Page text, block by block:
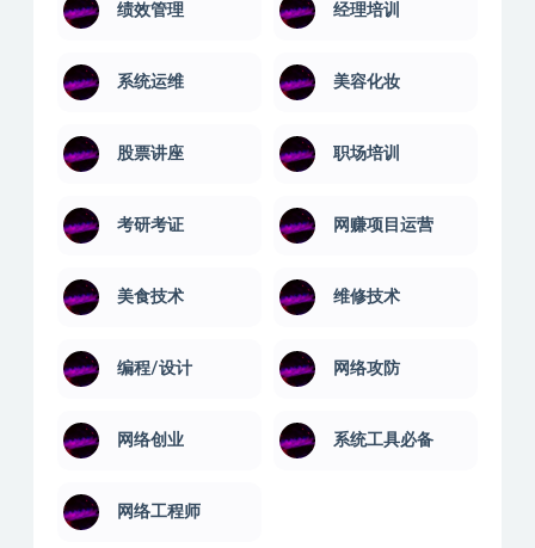
绩效管理 经理培训
系统运维 美容化妆
股票讲座 职场培训
考研考证 网赚项目运营
美食技术 维修技术
编程/设计 网络攻防
网络创业 系统工具必备
网络工程师